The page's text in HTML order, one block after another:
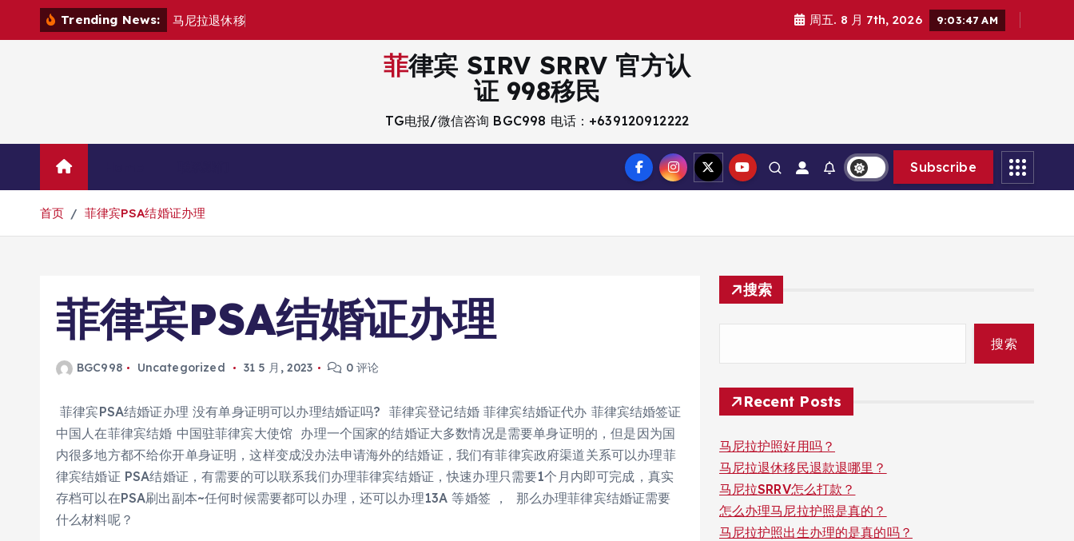
Trending News: 马 尼拉退休移 周五. 8 月 7th, 2026 9:03:49 AM
菲律宾 SIRV SRRV 官方认
证 998移民
TG电报/微信咨询 BGC998 电话：+639120912222
Subscribe
首页 菲律宾PSA结婚证办理
菲律宾PSA结婚证办理
BGC998 Uncategorized 31 5 月, 2023 0 评论
菲律宾PSA结婚证办理 没有单身证明可以办理结婚证吗?  菲律宾登记结婚 菲律宾结婚证代办 菲律宾结婚签证
中国人在菲律宾结婚 中国驻菲律宾大使馆  办理一个国家的结婚证大多数情况是需要单身证明的，但是因为国
内很多地方都不给你开单身证明，这样变成没办法申请海外的结婚证，我们有菲律宾政府渠道关系可以办理菲
律宾结婚证 PSA结婚证，有需要的可以联系我们办理菲律宾结婚证，快速办理只需要1个月内即可完成，真实
存档可以在PSA刷出副本~任何时候需要都可以办理，还可以办理13A 等婚签 ，  那么办理菲律宾结婚证需要
什么材料呢？
搜索
搜索
Recent Posts
马尼拉护照好用吗？
马尼拉退休移民退款退哪里？
马尼拉SRRV怎么打款？
怎么办理马尼拉护照是真的？
马尼拉护照出生办理的是真的吗？